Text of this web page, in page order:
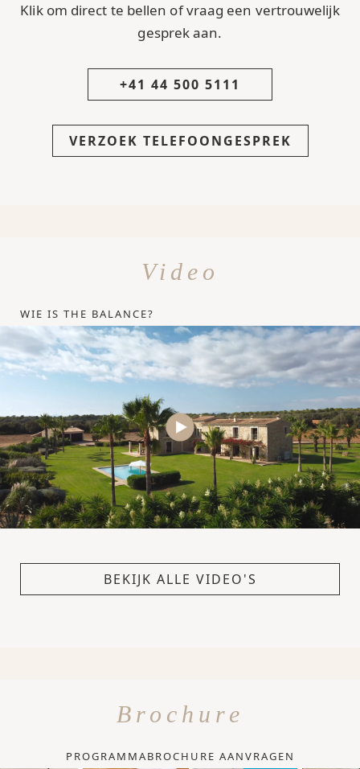
Klik om direct te bellen of vraag een vertrouwelijk
gesprek aan.
+41 44 500 5111
VERZOEK TELEFOONGESPREK
Video
WIE IS THE BALANCE?
BEKIJK ALLE VIDEO'S
Brochure
PROGRAMMABROCHURE AANVRAGEN